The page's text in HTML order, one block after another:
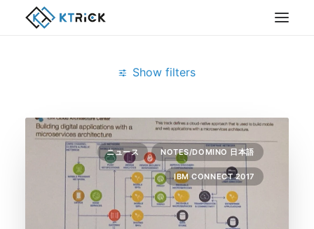
Show filters
ニュース NOTES/DOMINO 日本語
IBM CONNECT 2017